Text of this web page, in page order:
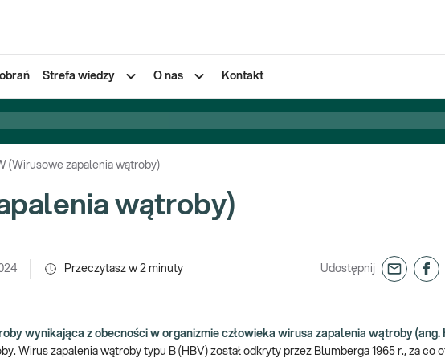
Strefa wiedzy O nas Kontakt
(Wirusowe zapalenia wątroby)
wątroby)
Przeczytasz w 2 minuty Udostępnij
wynikająca z obecności w organizmie człowieka wirusa zapalenia wątroby (ang.
Wirus zapalenia wątroby typu B (HBV) został odkryty przez Blumberga 1965 r., za co